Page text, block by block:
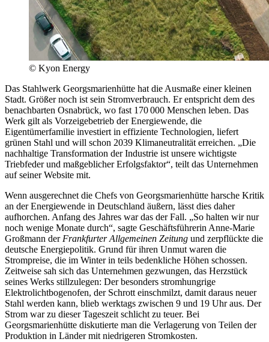
© Kyon Energy
Das Stahlwerk Georgsmarienhütte hat die Ausmaße einer kleinen
Stadt. Größer noch ist sein Stromverbrauch. Er entspricht dem des
benachbarten Osnabrück, wo fast 170 000 Menschen leben. Das
Werk gilt als Vorzeigebetrieb der Energiewende, die
Eigentümerfamilie investiert in effiziente Technologien, liefert
grünen Stahl und will schon 2039 Klimaneutralität erreichen. „Die
nachhaltige Transformation der Industrie ist unsere wichtigste
Triebfeder und maßgeblicher Erfolgsfaktor“, teilt das Unternehmen
auf seiner Website mit.
Wenn ausgerechnet die Chefs von Georgsmarienhütte harsche Kritik
an der Energiewende in Deutschland äußern, lässt dies daher
aufhorchen. Anfang des Jahres war das der Fall. „So halten wir nur
noch wenige Monate durch“, sagte Geschäftsführerin Anne-Marie
Großmann der Frankfurter Allgemeinen Zeitung und zerpflückte die
deutsche Energiepolitik. Grund für ihren Unmut waren die
Strompreise, die im Winter in teils bedenkliche Höhen schossen.
Zeitweise sah sich das Unternehmen gezwungen, das Herzstück
seines Werks stillzulegen: Der besonders stromhungrige
Elektrolichtbogenofen, der Schrott einschmilzt, damit daraus neuer
Stahl werden kann, blieb werktags zwischen 9 und 19 Uhr aus. Der
Strom war zu dieser Tageszeit schlicht zu teuer. Bei
Georgsmarienhütte diskutierte man die Verlagerung von Teilen der
Produktion in Länder mit niedrigeren Stromkosten.